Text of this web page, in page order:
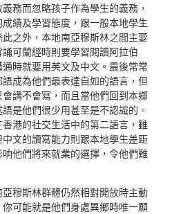
務而忽略孩子作為學生的義務，
績及學習態度，跟一般本地學生
之外，本地南亞穆斯林之間主要
可蘭經時則要學習閱讀阿拉伯
時就要用英文及中文。最後常常
成為他們最表達自如的語言，但
講不會寫，而且當他們回到本鄉
是他們很少用甚至是不認識的。
港的社交生活中的第二語言，雖
文的讀寫能力則跟本地學生差距
他們將來就業的選擇，令他們難
穆斯林群體仍然相對開放時主動
可能就是他們身處異鄉時唯一願